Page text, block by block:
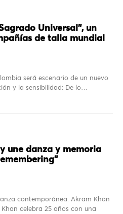
Universal”, un
de talla mundial
será escenario de un nuevo
y la sensibilidad: De lo…
une danza y memoria
contemporánea. Akram Khan
celebra 25 años con una